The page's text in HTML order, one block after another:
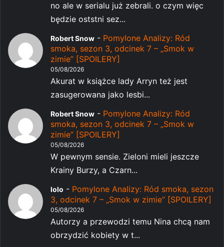
no ale w serialu już zebrali. o czym więc
będzie oststni sez...
Robert Snow - Pomylone Analizy: Ród
smoka, sezon 3, odcinek 7 – „Smok w
zimie” [SPOILERY]
05/08/2026
Akurat w książce lady Arryn też jest
zasugerowana jako lesbi...
Robert Snow - Pomylone Analizy: Ród
smoka, sezon 3, odcinek 7 – „Smok w
zimie” [SPOILERY]
05/08/2026
W pewnym sensie. Zieloni mieli jeszcze
Krainy Burzy, a Czarn...
lolo - Pomylone Analizy: Ród smoka, sezon
3, odcinek 7 – „Smok w zimie” [SPOILERY]
05/08/2026
Autorzy a przewodzi temu Nina chcą nam
obrzydzić kobiety w t...